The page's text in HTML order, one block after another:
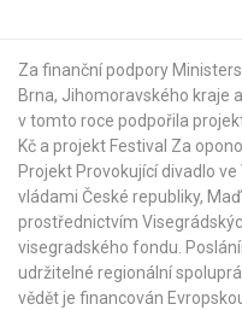
Za finanční podpory
Brna, Jihomoravského kraje a
v tomto roce podpořila
Kč a projekt Festival Za
Projekt Provokující divadlo
vládami České republiky,
prostřednictvím
visegradského fondu .
udržitelné regionální
vědět je financován